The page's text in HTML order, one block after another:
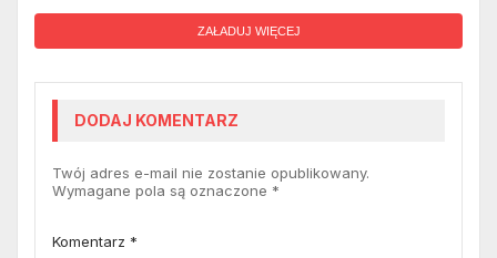
ZAŁADUJ WIĘCEJ
DODAJ KOMENTARZ
Twój adres e-mail nie zostanie opublikowany.
Wymagane pola są oznaczone *
Komentarz *